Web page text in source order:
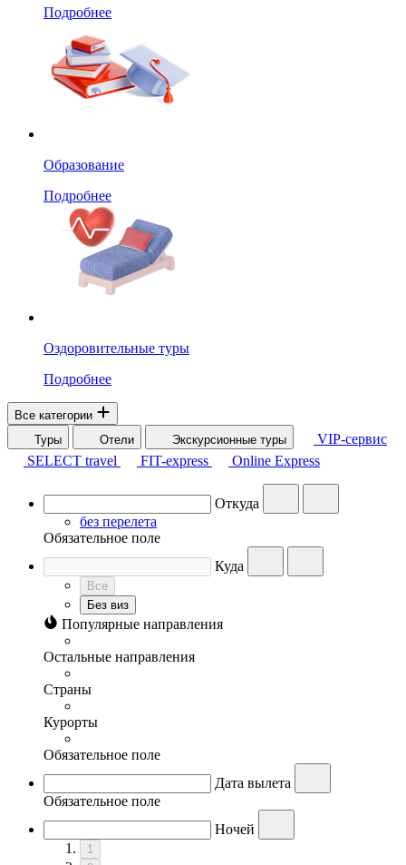
Подробнее
Образование
Подробнее
Оздоровительные туры
Подробнее
Все категории
Туры
Отели Экскурсионные туры
VIP-сервис
SELECT travel
FIT-express Online Express
Откуда
без перелета
Обязательное поле
Куда
Все
Без виз
Популярные направления
Остальные направления
Страны
Курорты
Обязательное поле
Дата вылета
Обязательное поле
Ночей
1